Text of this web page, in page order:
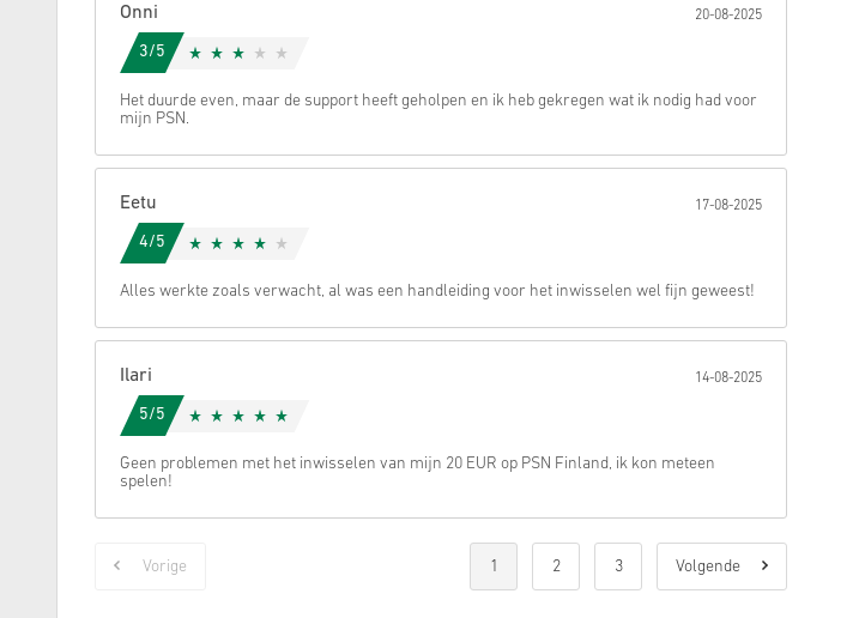
Onni 20-08-2025
3/5
Het duurde even, maar de support heeft geholpen en ik heb gekregen wat ik nodig had voor
mijn PSN.
Eetu 17-08-2025
4/5
Alles werkte zoals verwacht, al was een handleiding voor het inwisselen wel fijn geweest!
Ilari 14-08-2025
5/5
Geen problemen met het inwisselen van mijn 20 EUR op PSN Finland, ik kon meteen
spelen!
Vorige 1 2 3 Volgende